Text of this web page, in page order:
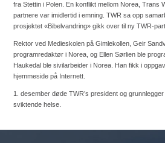
fra Stettin i Polen. En konflikt mellom Norea, Trans
partnere var imidlertid i emning. TWR sa opp
prosjektet «Bibelvandring» gikk over til ny TWR-
Rektor ved Medieskolen på Gimlekollen, Geir
programredaktør i Norea, og Ellen Sørlien ble
Haukedal ble sivilarbeider i Norea. Han fikk i
hjemmeside på Internett.
1. desember døde TWR’s president og
sviktende helse.